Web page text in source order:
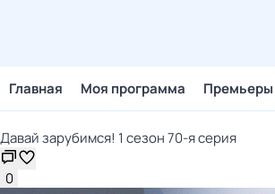
Главная Моя программа Премьеры
Давай зарубимся! 1 сезон 70-я серия
0